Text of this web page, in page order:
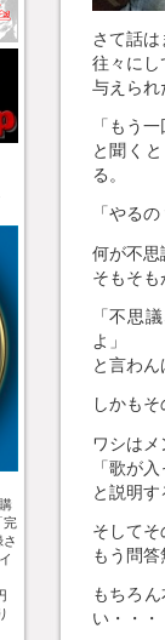
完
さて話は
往々にし
与えられ
「もう
と聞く
る。
「やる
何が不思
そもそ
「不思
よ」
と言わ
しかも
ワシは
「歌が
と説明す
そして
もう問
もちろ
い・・・